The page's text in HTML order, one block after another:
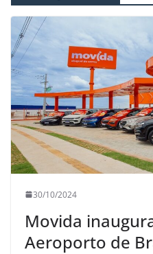
30/10/2024
Movida
Aeroporto de